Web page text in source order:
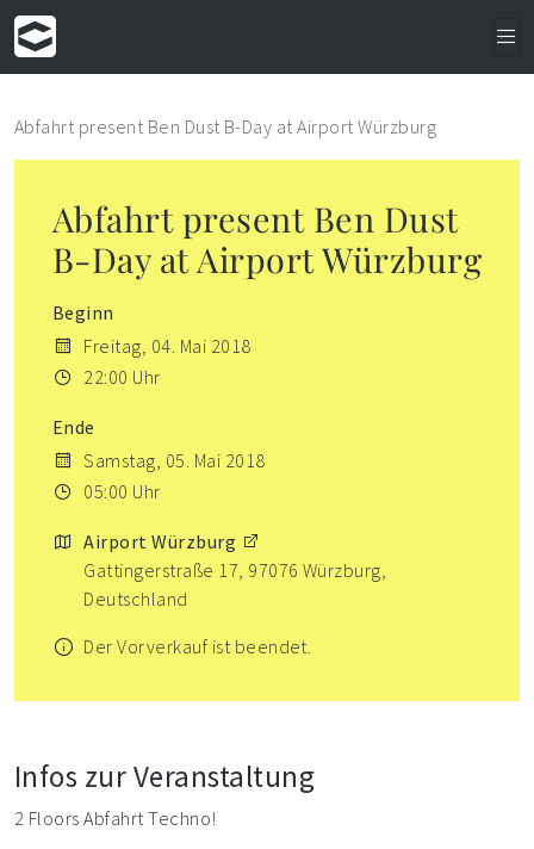
Abfahrt present Ben Dust B-Day at Airport Würzburg
Abfahrt present Ben Dust
B-Day at Airport Würzburg
Beginn
Freitag, 04. Mai 2018
22:00 Uhr
Ende
Samstag, 05. Mai 2018
05:00 Uhr
Airport Würzburg
Gattingerstraße 17, 97076 Würzburg,
Deutschland
Der Vorverkauf ist beendet.
Infos zur Veranstaltung
2 Floors Abfahrt Techno!